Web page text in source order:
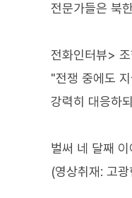
전문가들은 북
전화인터뷰>
"전쟁 중에도
강력히 대응하
벌써 네 달째
(영상취재: 고